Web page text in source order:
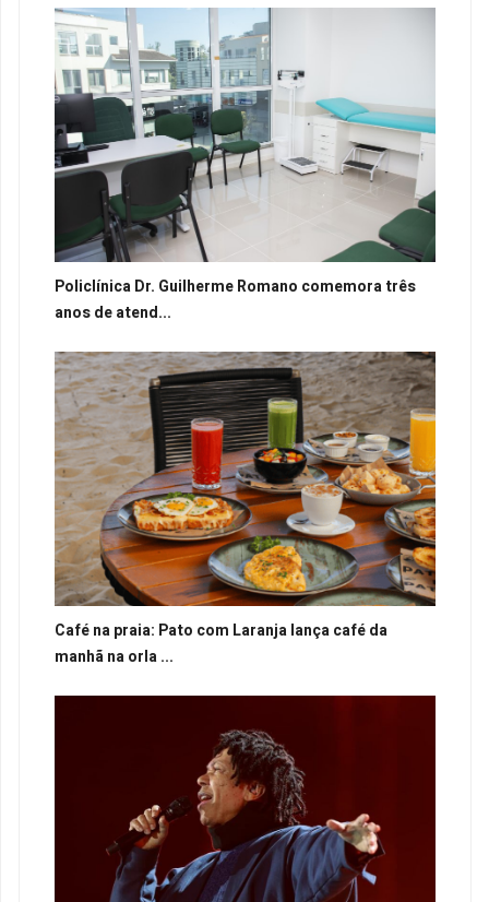
Policlínica Dr. Guilherme Romano comemora três
anos de atend...
Café na praia: Pato com Laranja lança café da
manhã na orla ...